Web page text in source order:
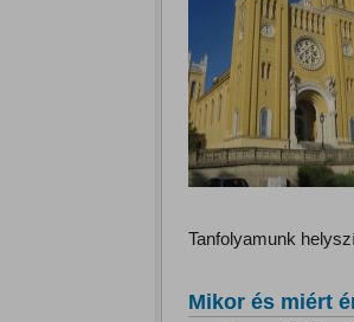
Tanfolyamunk
Mikor és miért